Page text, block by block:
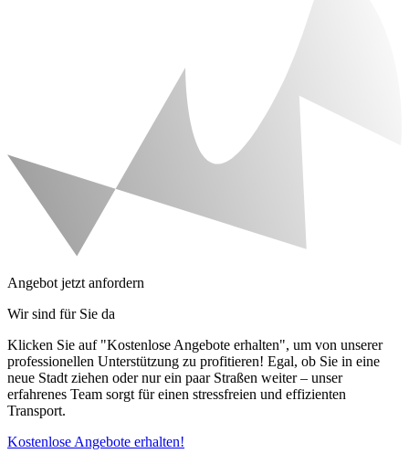
Angebot jetzt anfordern
Wir sind für Sie da
Klicken Sie auf "Kostenlose Angebote erhalten", um von unserer
professionellen Unterstützung zu profitieren! Egal, ob Sie in eine
neue Stadt ziehen oder nur ein paar Straßen weiter – unser
erfahrenes Team sorgt für einen stressfreien und effizienten
Transport.
Kostenlose Angebote erhalten!